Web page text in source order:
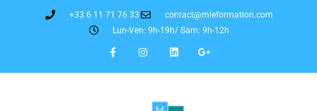
+33 6 11 71 76 33
contact@mleformation.com
Lun-Ven: 9h-19h/ Sam: 9h-12h